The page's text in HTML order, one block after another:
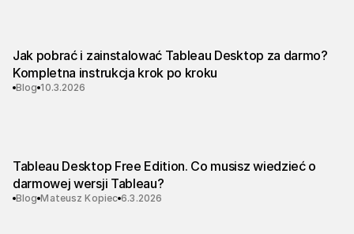
Jak pobrać i zainstalować Tableau Desktop za darmo?
Kompletna instrukcja krok po kroku
Blog 10.3.2026
Tableau Desktop Free Edition. Co musisz wiedzieć o
darmowej wersji Tableau?
Blog Mateusz Kopiec 6.3.2026